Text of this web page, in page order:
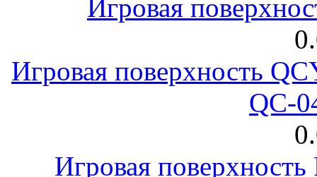
Игровая
Игровая поверхность
QC-
Игровая